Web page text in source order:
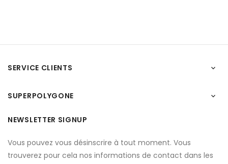
SERVICE CLIENTS 
SUPERPOLYGONE 
NEWSLETTER SIGNUP
Vous pouvez vous désinscrire à tout moment. Vous
trouverez pour cela nos informations de contact dans les